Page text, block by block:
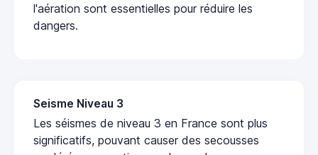
l'aération sont essentielles pour réduire les
dangers.
Seisme Niveau 3
Les séismes de niveau 3 en France sont plus
significatifs, pouvant causer des secousses